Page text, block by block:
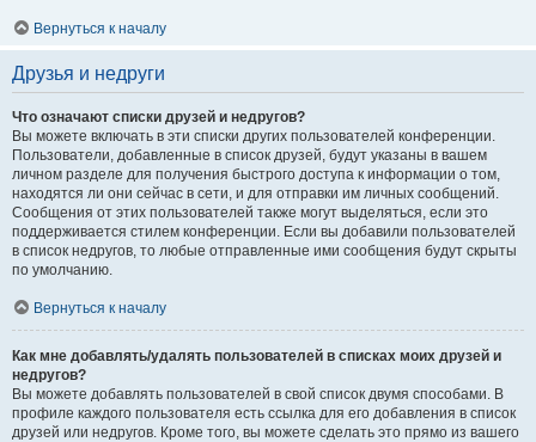
Вернуться к началу
Друзья и недруги
Что означают списки друзей и недругов?
Вы можете включать в эти списки других пользователей конференции.
Пользователи, добавленные в список друзей, будут указаны в вашем
личном разделе для получения быстрого доступа к информации о том,
находятся ли они сейчас в сети, и для отправки им личных сообщений.
Сообщения от этих пользователей также могут выделяться, если это
поддерживается стилем конференции. Если вы добавили пользователей
в список недругов, то любые отправленные ими сообщения будут скрыты
по умолчанию.
Вернуться к началу
Как мне добавлять/удалять пользователей в списках моих друзей и
недругов?
Вы можете добавлять пользователей в свой список двумя способами. В
профиле каждого пользователя есть ссылка для его добавления в список
друзей или недругов. Кроме того, вы можете сделать это прямо из вашего